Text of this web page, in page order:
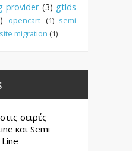
provider (3) gtlds
opencart (1) semi
migration (1)
σειρές
και Semi